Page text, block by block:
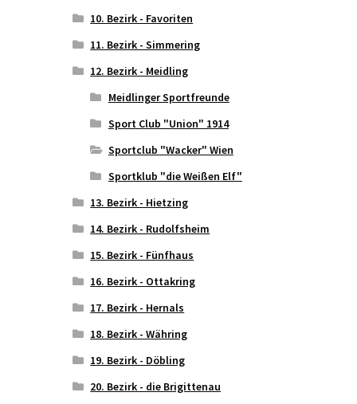
10. Bezirk - Favoriten
11. Bezirk - Simmering
12. Bezirk - Meidling
Meidlinger Sportfreunde
Sport Club "Union" 1914
Sportclub "Wacker" Wien
Sportklub "die Weißen Elf"
13. Bezirk - Hietzing
14. Bezirk - Rudolfsheim
15. Bezirk - Fünfhaus
16. Bezirk - Ottakring
17. Bezirk - Hernals
18. Bezirk - Währing
19. Bezirk - Döbling
20. Bezirk - die Brigittenau